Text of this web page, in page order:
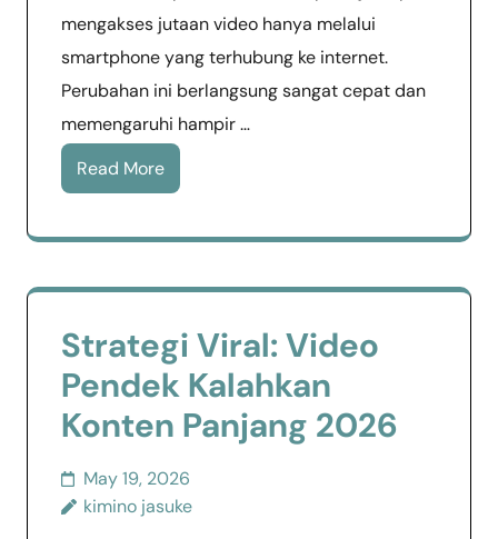
mengakses jutaan video hanya melalui
smartphone yang terhubung ke internet.
Perubahan ini berlangsung sangat cepat dan
memengaruhi hampir …
Read More
Strategi Viral: Video
Pendek Kalahkan
Konten Panjang 2026
May 19, 2026
kimino jasuke